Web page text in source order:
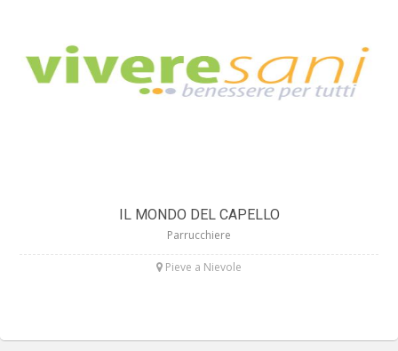
IL MONDO DEL CAPELLO
Parrucchiere
Pieve a Nievole